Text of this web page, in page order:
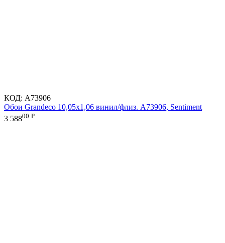
КОД: A73906
Обои Grandeco 10,05х1,06 винил/флиз. A73906, Sentiment
3 58800 Р